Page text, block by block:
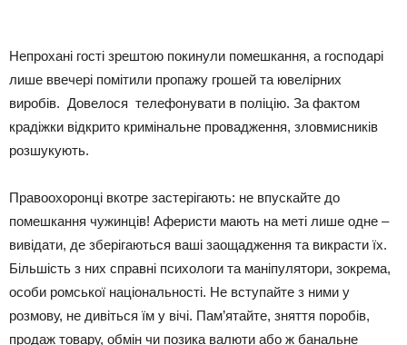
Непрохані гості зрештою покинули помешкання, а господарі
лише ввечері помітили пропажу грошей та ювелірних
виробів. Довелося телефонувати в поліцію. За фактом
крадіжки відкрито кримінальне провадження, зловмисників
розшукують.
Правоохоронці вкотре застерігають: не впускайте до
помешкання чужинців! Аферисти мають на меті лише одне –
вивідати, де зберігаються ваші заощадження та викрасти їх.
Більшість з них справні психологи та маніпулятори, зокрема,
особи ромської національності. Не вступайте з ними у
розмову, не дивіться їм у вічі. Пам’ятайте, зняття поробів,
продаж товару, обмін чи позика валюти або ж банальне